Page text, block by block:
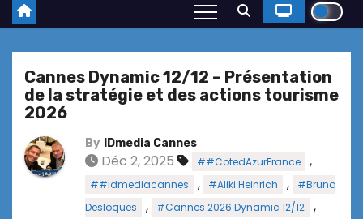
Cannes Dynamic 12/12 – Présentation
de la stratégie et des actions tourisme
2026
By IDmedia Cannes
Déc 2, 2025 ##CotedAzurFrance ,
##idmediacannes , #Aliki Heinrich ,
#Bruno
Desloques
, #Cannes 2026 Dynamic 12/12 ,